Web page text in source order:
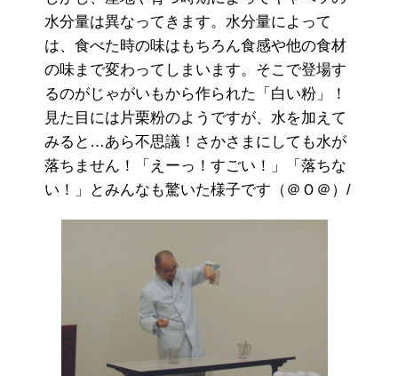
水分量は異なってきます。水分量によって
は、食べた時の味はもちろん食感や他の食材
の味まで変わってしまいます。そこで登場す
るのがじゃがいもから作られた「白い粉」！
見た目には片栗粉のようですが、水を加えて
みると…あら不思議！さかさまにしても水が
落ちません！「えーっ！すごい！」「落ちな
い！」とみんなも驚いた様子です（＠Ｏ＠）/